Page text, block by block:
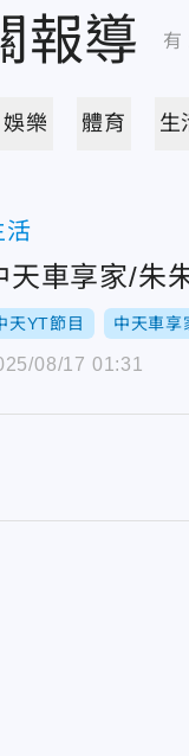
報導 有
娛樂 體育 生
活
天車享家/朱
天YT節目 中天車享
08/17 01:31